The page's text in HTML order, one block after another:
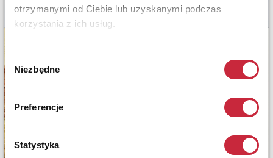
otrzymanymi od Ciebie lub uzyskanymi podczas
korzystania z ich usług.
zgody
Niezbędne
Preferencje
Statystyka